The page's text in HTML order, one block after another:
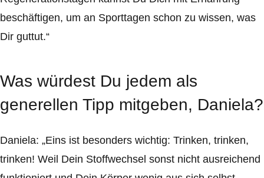
beschäftigen, um an Sporttagen schon zu wissen, was
Dir guttut.“
Was würdest Du jedem als
generellen Tipp mitgeben, Daniela?
Daniela: „Eins ist besonders wichtig: Trinken, trinken,
trinken! Weil Dein Stoffwechsel sonst nicht ausreichend